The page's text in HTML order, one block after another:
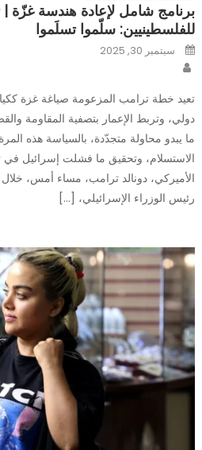
برنامج شامل لإعادة هندسة غزّة |
للفلسطينيين: سلّموا تسلَموا
Posted
onسبتمبر 30, 2025
تعيد خطة ترامب المزعومة صياغة غزة
دولي، وتربط الإعمار بتصفية المقاومة
ما يبدو محاولة متجدّدة، بالسياسة هذه
الاستسلام، وتحقيق ما فشلت إسرائيل في
الأميركي، دونالد ترامب، مساء أمس،
رئيس الوزراء الإسرائيلي، […]